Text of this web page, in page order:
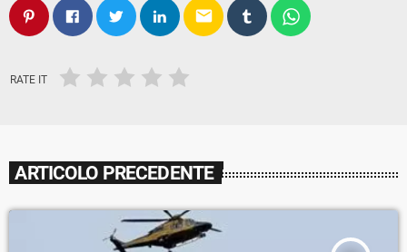
email
RATE IT
ARTICOLO PRECEDENTE